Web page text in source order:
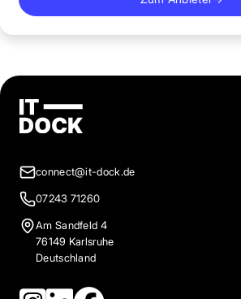
connect@it-dock.de
07243 71260
Am Sandfeld 4
76149 Karlsruhe
Deutschland